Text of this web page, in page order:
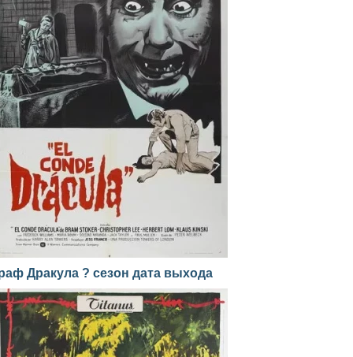
Дракула ? сезон дата выхода